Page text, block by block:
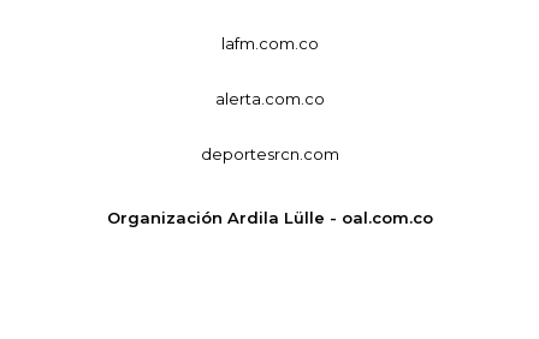
lafm.com.co
alerta.com.co
deportesrcn.com
Organización Ardila Lülle - oal.com.co